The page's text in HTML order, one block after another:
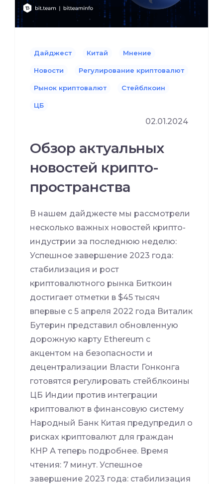
Дайджест Китай Мнение
Новости Регулирование криптовалют
Рынок криптовалют Стейблкоин
ЦБ
02.01.2024
Обзор актуальных
новостей крипто-
пространства
В нашем дайджесте мы рассмотрели
несколько важных новостей крипто-
индустрии за последнюю неделю:
Успешное завершение 2023 года:
стабилизация и рост
криптовалютного рынка Биткоин
достигает отметки в $45 тысяч
впервые с 5 апреля 2022 года Виталик
Бутерин представил обновленную
дорожную карту Ethereum с
акцентом на безопасности и
децентрализации Власти Гонконга
готовятся регулировать стейблкоины
ЦБ Индии против интеграции
криптовалют в финансовую систему
Народный Банк Китая предупредил о
рисках криптовалют для граждан
КНР А теперь подробнее. Время
чтения: 7 минут. Успешное
завершение 2023 года: стабилизация